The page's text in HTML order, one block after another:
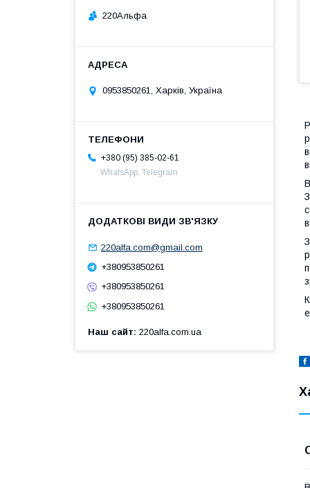
220Альфа
0953850261, Харків, Україна
+380 (95) 385-02-61
WhatsApp. Telegram
220alfa.com@gmail.com
+380953850261
+380953850261
+380953850261
Наш сайт 220alfa.com.ua